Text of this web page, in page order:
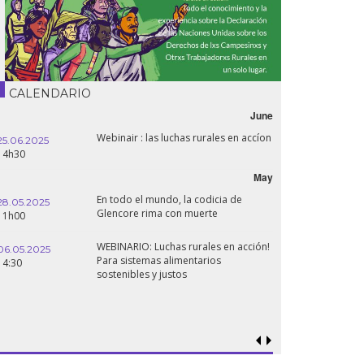
CALENDARIO
June
Webinair : las luchas rurales en accíon
May
En todo el mundo, la codicia de
Glencore rima con muerte
WEBINARIO: Luchas rurales en acción!
Para sistemas alimentarios
sostenibles y justos